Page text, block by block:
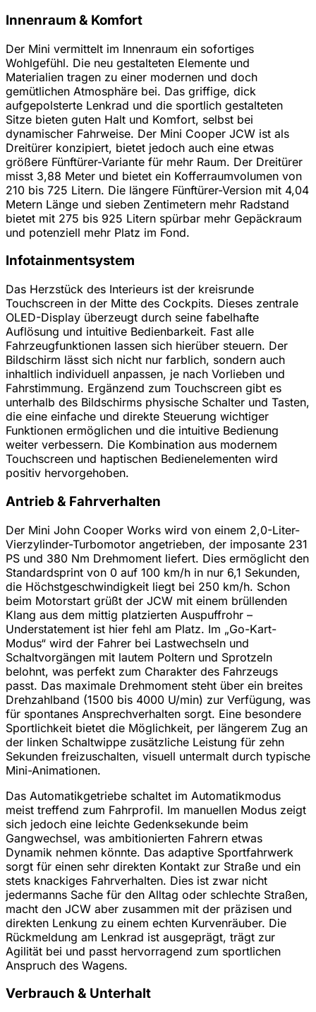
Innenraum & Komfort
Der Mini vermittelt im Innenraum ein sofortiges
Wohlgefühl. Die neu gestalteten Elemente und
Materialien tragen zu einer modernen und doch
gemütlichen Atmosphäre bei. Das griffige, dick
aufgepolsterte Lenkrad und die sportlich gestalteten
Sitze bieten guten Halt und Komfort, selbst bei
dynamischer Fahrweise. Der Mini Cooper JCW ist als
Dreitürer konzipiert, bietet jedoch auch eine etwas
größere Fünftürer-Variante für mehr Raum. Der Dreitürer
misst 3,88 Meter und bietet ein Kofferraumvolumen von
210 bis 725 Litern. Die längere Fünftürer-Version mit 4,04
Metern Länge und sieben Zentimetern mehr Radstand
bietet mit 275 bis 925 Litern spürbar mehr Gepäckraum
und potenziell mehr Platz im Fond.
Infotainmentsystem
Das Herzstück des Interieurs ist der kreisrunde
Touchscreen in der Mitte des Cockpits. Dieses zentrale
OLED-Display überzeugt durch seine fabelhafte
Auflösung und intuitive Bedienbarkeit. Fast alle
Fahrzeugfunktionen lassen sich hierüber steuern. Der
Bildschirm lässt sich nicht nur farblich, sondern auch
inhaltlich individuell anpassen, je nach Vorlieben und
Fahrstimmung. Ergänzend zum Touchscreen gibt es
unterhalb des Bildschirms physische Schalter und Tasten,
die eine einfache und direkte Steuerung wichtiger
Funktionen ermöglichen und die intuitive Bedienung
weiter verbessern. Die Kombination aus modernem
Touchscreen und haptischen Bedienelementen wird
positiv hervorgehoben.
Antrieb & Fahrverhalten
Der Mini John Cooper Works wird von einem 2,0-Liter-
Vierzylinder-Turbomotor angetrieben, der imposante 231
PS und 380 Nm Drehmoment liefert. Dies ermöglicht den
Standardsprint von 0 auf 100 km/h in nur 6,1 Sekunden,
die Höchstgeschwindigkeit liegt bei 250 km/h. Schon
beim Motorstart grüßt der JCW mit einem brüllenden
Klang aus dem mittig platzierten Auspuffrohr –
Understatement ist hier fehl am Platz. Im „Go-Kart-
Modus“ wird der Fahrer bei Lastwechseln und
Schaltvorgängen mit lautem Poltern und Sprotzeln
belohnt, was perfekt zum Charakter des Fahrzeugs
passt. Das maximale Drehmoment steht über ein breites
Drehzahlband (1500 bis 4000 U/min) zur Verfügung, was
für spontanes Ansprechverhalten sorgt. Eine besondere
Sportlichkeit bietet die Möglichkeit, per längerem Zug an
der linken Schaltwippe zusätzliche Leistung für zehn
Sekunden freizuschalten, visuell untermalt durch typische
Mini-Animationen.
Das Automatikgetriebe schaltet im Automatikmodus
meist treffend zum Fahrprofil. Im manuellen Modus zeigt
sich jedoch eine leichte Gedenksekunde beim
Gangwechsel, was ambitionierten Fahrern etwas
Dynamik nehmen könnte. Das adaptive Sportfahrwerk
sorgt für einen sehr direkten Kontakt zur Straße und ein
stets knackiges Fahrverhalten. Dies ist zwar nicht
jedermanns Sache für den Alltag oder schlechte Straßen,
macht den JCW aber zusammen mit der präzisen und
direkten Lenkung zu einem echten Kurvenräuber. Die
Rückmeldung am Lenkrad ist ausgeprägt, trägt zur
Agilität bei und passt hervorragend zum sportlichen
Anspruch des Wagens.
Verbrauch & Unterhalt